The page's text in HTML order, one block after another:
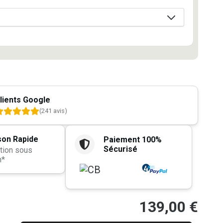
Google
(241 avis)
Rapide
sous
Paiement 100%
Sécurisé
139,00 €